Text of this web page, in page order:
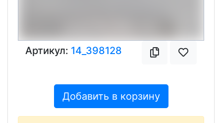
Артикул: 14_398128
Добавить в корзину